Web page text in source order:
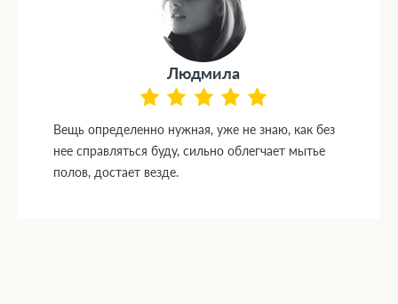
Людмила
Вещь определенно нужная, уже не знаю, как без
нее справляться буду, сильно облегчает мытье
полов, достает везде.